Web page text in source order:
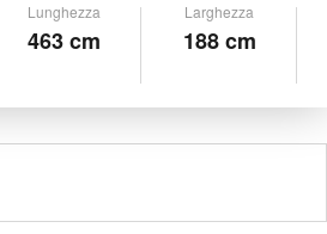
Lunghezza
463 cm
Larghezza
188 cm